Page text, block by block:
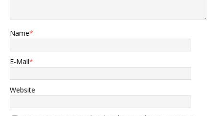
Name*
E-Mail*
Website